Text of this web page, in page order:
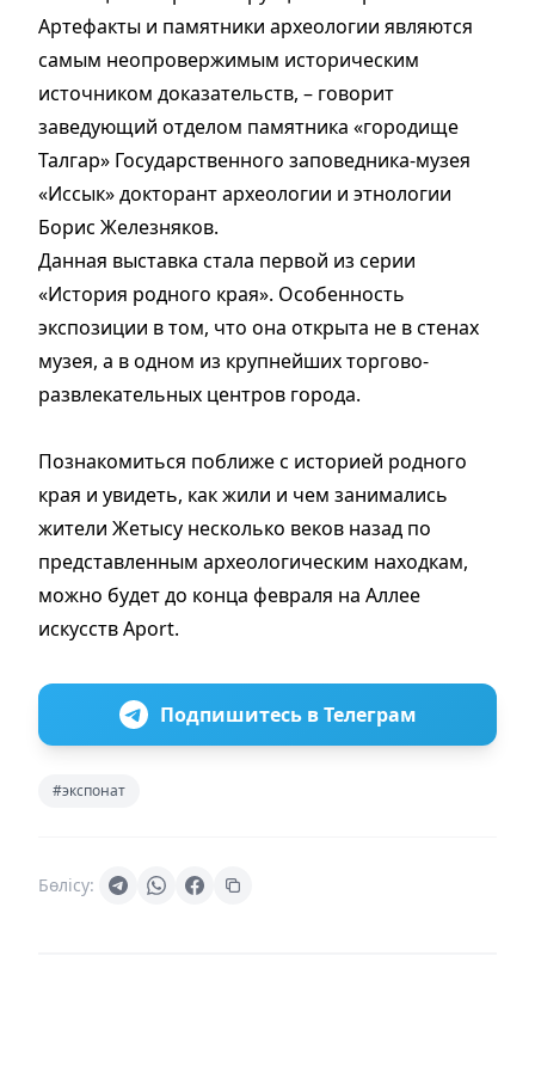
Артефакты и памятники археологии являются
самым неопровержимым историческим
источником доказательств, – говорит
заведующий отделом памятника «городище
Талгар» Государственного заповедника-музея
«Иссык» докто­рант археологии и этнологии
Борис Железняков.
Данная выставка стала первой из серии
«История родного края». Особенность
экспозиции в том, что она открыта не в стенах
музея, а в одном из крупнейших торгово-
развлекательных центров города.
Познакомиться поближе с историей родного
края и увидеть, как жили и чем занимались
жители Жетысу несколько веков назад по
представленным археологическим находкам,
можно будет до конца февраля на Аллее
искусств Aport.
Подпишитесь в Телеграм
#экспонат
Бөлісу: